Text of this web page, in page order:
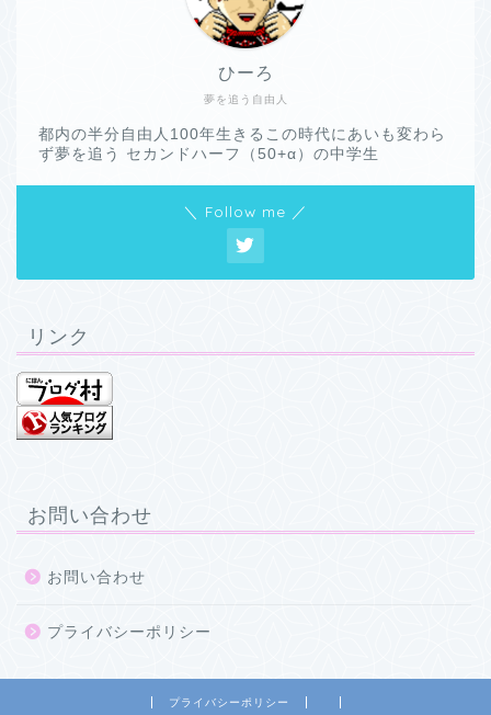
夢を追う自由人
ひーろ
都内の半分自由人100年生きるこの時代にあいも変わら
ず夢を追う セカンドハーフ（50+α）の中学生
＼ Follow me ／
リンク
お問い合わせ
お問い合わせ
プライバシーポリシー
プライバシーポリシー